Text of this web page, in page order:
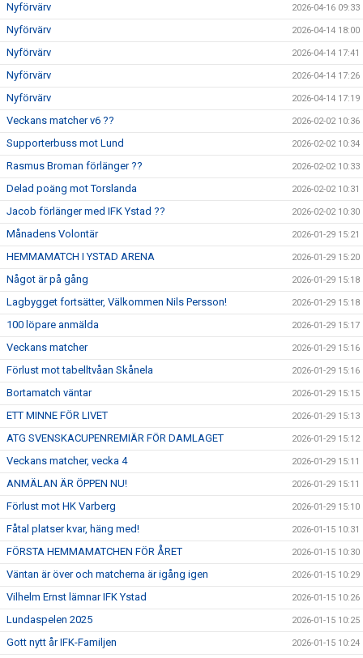
Nyförvärv 2026-04-16 09:33
Nyförvärv 2026-04-14 18:00
Nyförvärv 2026-04-14 17:41
Nyförvärv 2026-04-14 17:26
Nyförvärv 2026-04-14 17:19
Veckans matcher v6 ?? 2026-02-02 10:36
Supporterbuss mot Lund 2026-02-02 10:34
Rasmus Broman förlänger ?? 2026-02-02 10:33
Delad poäng mot Torslanda 2026-02-02 10:31
Jacob förlänger med IFK Ystad ?? 2026-02-02 10:30
Månadens Volontär 2026-01-29 15:21
HEMMAMATCH I YSTAD ARENA 2026-01-29 15:20
Något är på gång 2026-01-29 15:18
Lagbygget fortsätter, Välkommen Nils Persson! 2026-01-29 15:18
100 löpare anmälda 2026-01-29 15:17
Veckans matcher 2026-01-29 15:16
Förlust mot tabelltvåan Skånela 2026-01-29 15:16
Bortamatch väntar 2026-01-29 15:15
ETT MINNE FÖR LIVET 2026-01-29 15:13
ATG SVENSKACUPENREMIÄR FÖR DAMLAGET 2026-01-29 15:12
Veckans matcher, vecka 4 2026-01-29 15:11
ANMÄLAN ÄR ÖPPEN NU! 2026-01-29 15:11
Förlust mot HK Varberg 2026-01-29 15:10
Fåtal platser kvar, häng med! 2026-01-15 10:31
FÖRSTA HEMMAMATCHEN FÖR ÅRET 2026-01-15 10:30
Väntan är över och matcherna är igång igen 2026-01-15 10:29
Vilhelm Ernst lämnar IFK Ystad 2026-01-15 10:26
Lundaspelen 2025 2026-01-15 10:25
Gott nytt år IFK-Familjen 2026-01-15 10:24